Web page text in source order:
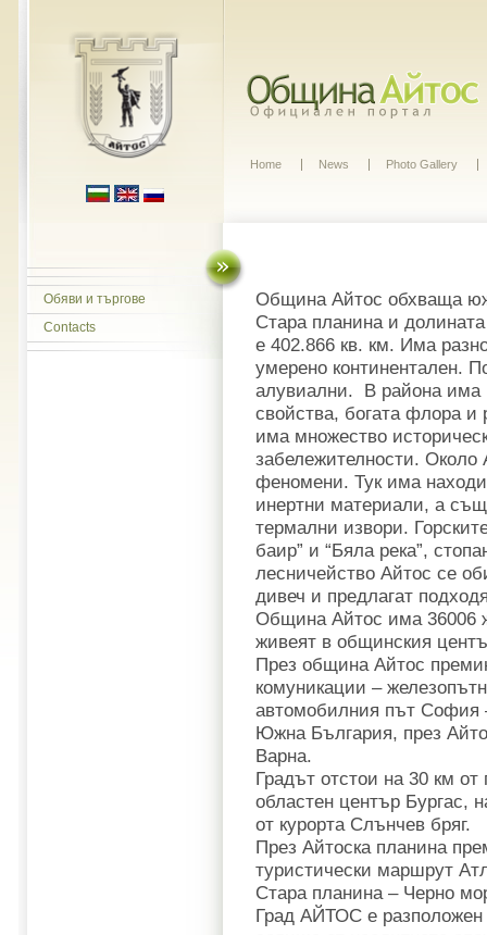
Обяви и търгове
Contacts
Home News Photo Gallery
Община Айтос обхваща
Стара планина и
е 402.866 кв. км. Има
умерено континентален.
алувиални. В района има
свойства, богата флора
има множество
забележителности.
феномени. Тук има
инертни материали, а
термални извори.
баир” и “Бяла река”,
лесничейство Айтос се
дивеч и предлагат
Община Айтос има 36006
живеят в общинския
През община Айтос
комуникации –
автомобилния път София
Южна България, през
Варна.
Градът отстои на 30 км
областен център Бургас,
от курорта Слънчев бряг.
През Айтоска планина
туристически маршрут
Стара планина – Черно
Град АЙТОС е